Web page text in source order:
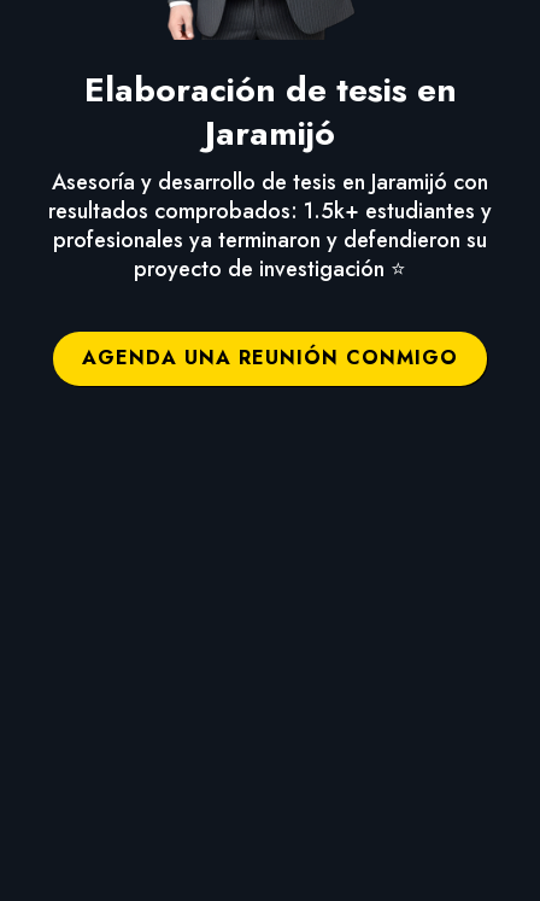
Elaboración de tesis en
Jaramijó
Asesoría y desarrollo de tesis en Jaramijó con
resultados comprobados: 1.5k+ estudiantes y
profesionales ya terminaron y defendieron su
proyecto de investigación ⭐
AGENDA UNA REUNIÓN CONMIGO